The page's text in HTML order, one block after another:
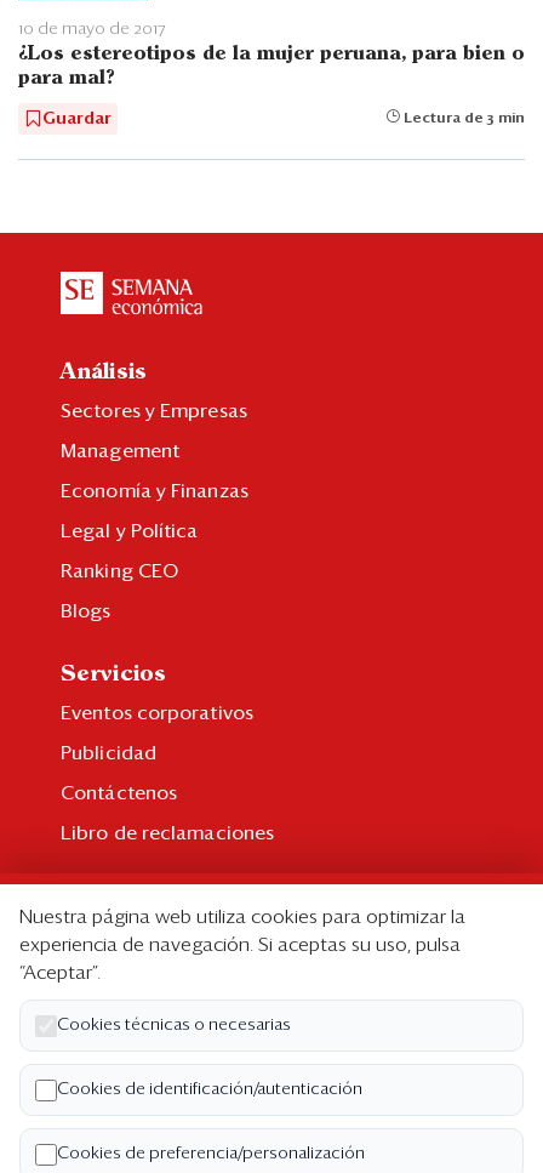
10 de mayo de 2017
¿Los estereotipos de la mujer peruana, para bien o
para mal?
Guardar Lectura de 3 min
Análisis
Sectores y Empresas
Management
Economía y Finanzas
Legal y Política
Ranking CEO
Blogs
Servicios
Eventos corporativos
Publicidad
Contáctenos
Libro de reclamaciones
Suscripción individual
Paquetes corporativos
Edición Impresa
Nosotros
Quiénes somos
Código de ética
Nuestra página web utiliza cookies para optimizar la
experiencia de navegación. Si aceptas su uso, pulsa
“Aceptar”.
Cookies técnicas o necesarias
Cookies de identificación/autenticación
Cookies de preferencia/personalización